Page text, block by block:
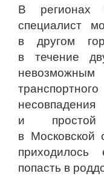
В регионах
специалист
в другом
в течение
и простой
в Московской
попасть в